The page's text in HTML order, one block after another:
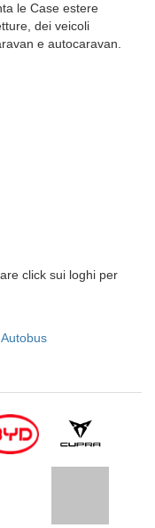
le Case estere
dei veicoli
e autocaravan.
click sui loghi per
Autobus